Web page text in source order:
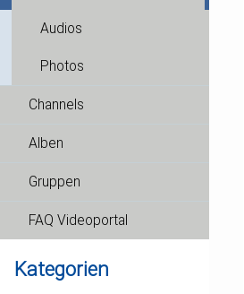
Audios
Photos
Channels
Alben
Gruppen
FAQ Videoportal
Kategorien